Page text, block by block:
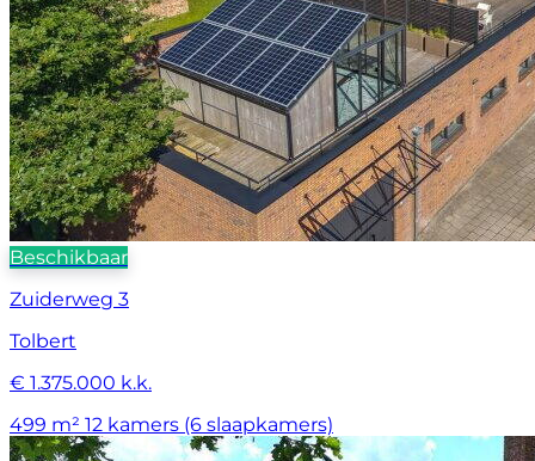
Beschikbaar
Zuiderweg 3
Tolbert
€ 1.375.000 k.k.
499 m² 12 kamers (6 slaapkamers)